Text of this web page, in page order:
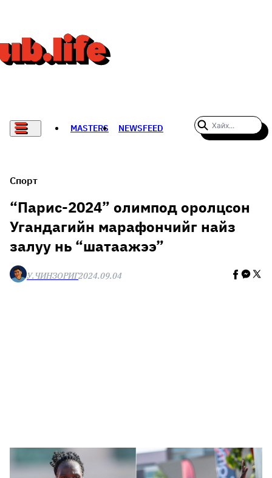
MASTERS NEWSFEED
THE NEW YORK TIMES
НАДАД НЭГ САНАЛ БАЙНА
Спорт
“Парис-2024” олимпод оролцсон
Угандагийн марафончийг найз
залуу нь “шатаажээ”
У.ЧИНЗОРИГ2024.09.04